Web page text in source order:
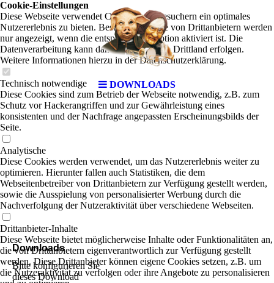
DOWNLOADS
Downloads
Bitte konfigurieren Sie
dieses Download
Cookie-Einstellungen
Diese Webseite verwendet Cookies, um Besuchern ein optimales
Nutzererlebnis zu bieten. Bestimmte Inhalte von Drittanbietern werden
nur angezeigt, wenn die entsprechende Option aktiviert ist. Die
Datenverarbeitung kann dann auch in einem Drittland erfolgen.
Weitere Informationen hierzu in der Datenschutzerklärung.
Technisch notwendige
Diese Cookies sind zum Betrieb der Webseite notwendig, z.B. zum
Schutz vor Hackerangriffen und zur Gewährleistung eines
konsistenten und der Nachfrage angepassten Erscheinungsbilds der
Seite.
Analytische
Diese Cookies werden verwendet, um das Nutzererlebnis weiter zu
optimieren. Hierunter fallen auch Statistiken, die dem
Webseitenbetreiber von Drittanbietern zur Verfügung gestellt werden,
sowie die Ausspielung von personalisierter Werbung durch die
Nachverfolgung der Nutzeraktivität über verschiedene Webseiten.
Drittanbieter-Inhalte
Diese Webseite bietet möglicherweise Inhalte oder Funktionalitäten an,
die von Drittanbietern eigenverantwortlich zur Verfügung gestellt
werden. Diese Drittanbieter können eigene Cookies setzen, z.B. um
die Nutzeraktivität zu verfolgen oder ihre Angebote zu personalisieren